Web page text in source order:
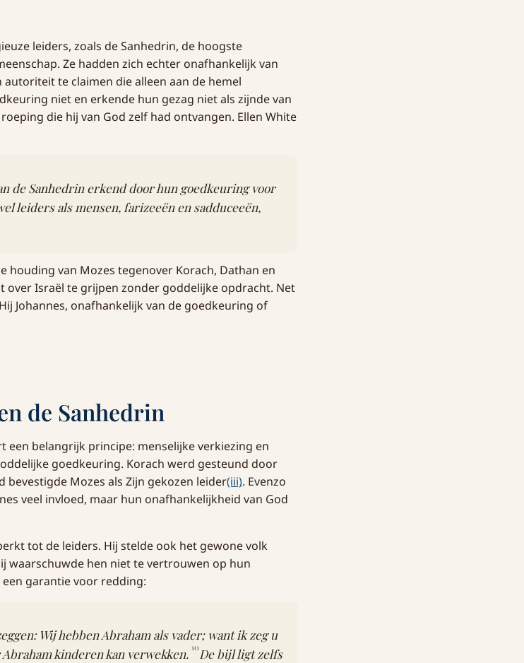
leiders, zoals de Sanhedrin, de hoogste
Ze hadden zich echter onafhankelijk van
te claimen die alleen aan de hemel
niet en erkende hun gezag niet als zijnde van
die hij van God zelf had ontvangen. Ellen White
de Sanhedrin erkend door hun goedkeuring voor
leiders als mensen, farizeeën en sadduceeën,
houding van Mozes tegenover Korach, Dathan en
Israël te grijpen zonder goddelijke opdracht. Net
Johannes, onafhankelijk van de goedkeuring of
de Sanhedrin
een belangrijk principe: menselijke verkiezing en
goedkeuring. Korach werd gesteund door
bevestigde Mozes als Zijn gekozen leider(iii). Evenzo
veel invloed, maar hun onafhankelijkheid van God
tot de leiders. Hij stelde ook het gewone volk
waarschuwde hen niet te vertrouwen op hun
garantie voor redding:
Wij hebben Abraham als vader; want ik zeg u
kinderen kan verwekken. 10De bijl ligt zelfs